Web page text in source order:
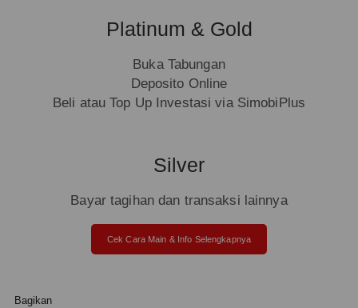
Platinum & Gold
Buka Tabungan
Deposito Online
Beli atau Top Up Investasi via SimobiPlus
Silver
Bayar tagihan dan transaksi lainnya
Cek Cara Main & Info Selengkapnya
Bagikan